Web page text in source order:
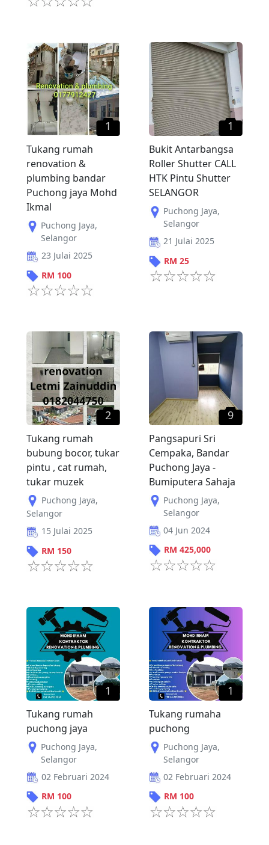
1
Tukang rumah
renovation &
plumbing bandar
Puchong jaya Mohd
Ikmal
Puchong Jaya,
Selangor
23 Julai 2025
RM 100
1
Bukit Antarbangsa
Roller Shutter CALL
HTK Pintu Shutter
SELANGOR
Puchong Jaya,
Selangor
21 Julai 2025
RM 25
2
Tukang rumah
bubung bocor, tukar
pintu , cat rumah,
tukar muzek
Puchong Jaya,
Selangor
15 Julai 2025
RM 150
9
Pangsapuri Sri
Cempaka, Bandar
Puchong Jaya -
Bumiputera Sahaja
Puchong Jaya,
Selangor
04 Jun 2024
RM 425,000
1
Tukang rumah
puchong jaya
Puchong Jaya,
Selangor
02 Februari 2024
RM 100
1
Tukang rumaha
puchong
Puchong Jaya,
Selangor
02 Februari 2024
RM 100